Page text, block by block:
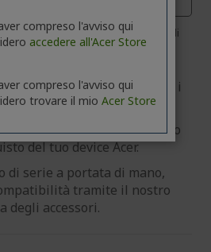
Minuti Secondi
di garanzia e' valida per i
deve essere attivato entro
del tuo device Acer.
di serie a portata di mano,
tramite il nostro
degli accessori.
compreso l'avviso qui
accedere all'Acer Store
compreso l'avviso qui
trovare il mio Acer Store